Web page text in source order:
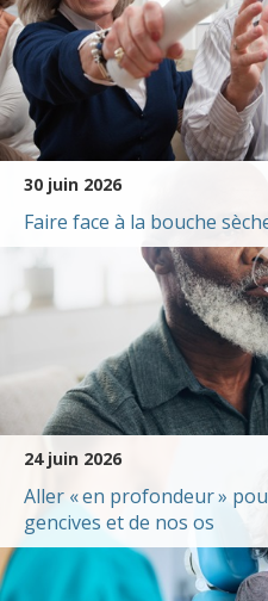
30 juin 2026
Faire face à la bouche
24 juin 2026
Aller « en profondeur »
gencives et de nos os